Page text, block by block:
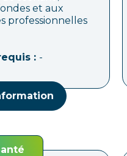
et aux
professionnelles
: -